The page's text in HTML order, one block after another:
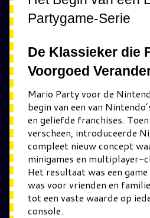
Partygame-Serie
De Klassieker die
Voorgoed
Mario Party voor de
begin van een van
en geliefde franchises.
verscheen, introduceerde
compleet nieuw concept
minigames en multiplayer-
Het resultaat was een
was voor vrienden en
tot een vaste waarde op
console.